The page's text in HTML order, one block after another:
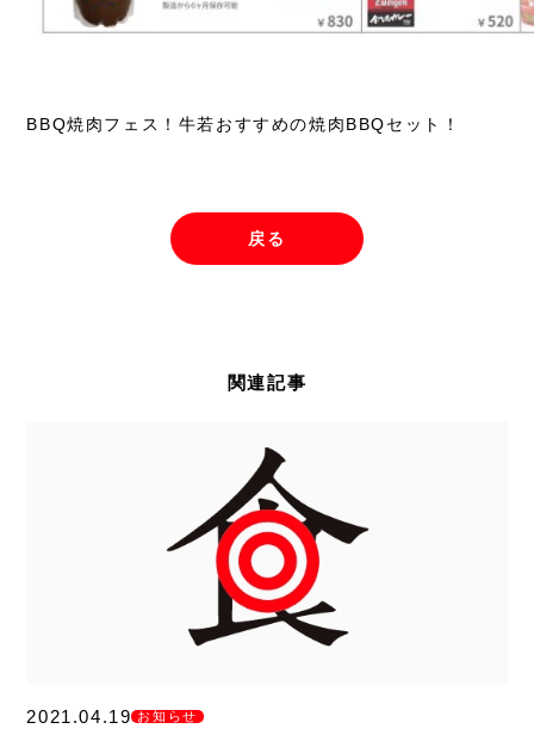
BBQ焼肉フェス！牛若おすすめの焼肉BBQセット！
戻る
関連記事
2021.04.19 お知らせ